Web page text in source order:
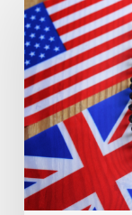
Belajar
Bahasa
Inggris
dengan
Lagu